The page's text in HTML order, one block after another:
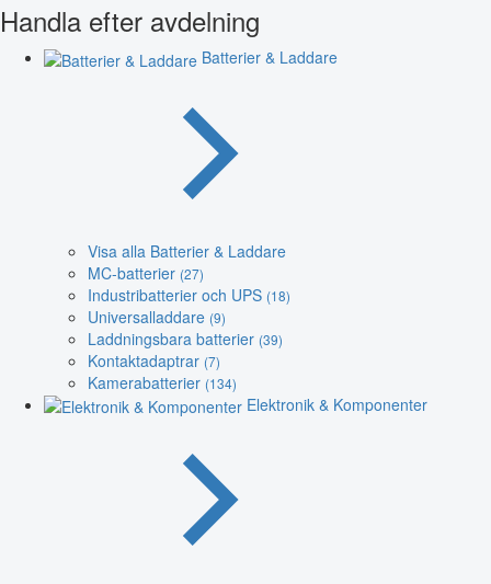
Handla efter avdelning
Batterier & Laddare
Visa alla Batterier & Laddare
MC-batterier (27)
Industribatterier och UPS (18)
Universalladdare (9)
Laddningsbara batterier (39)
Kontaktadaptrar (7)
Kamerabatterier (134)
Elektronik & Komponenter